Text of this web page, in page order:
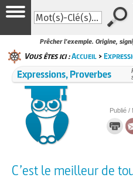
Prêcher l'exemple. Origine,
Vous êtes ici :Accueil >
Expressions, Proverbes
Publié /
C’est le meilleur de